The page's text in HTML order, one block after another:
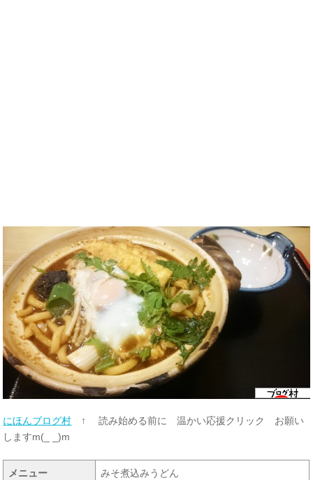
にほんブログ村 ↑ 読み始める前に 温かい応援クリック お願い
しますm(_ _)m
メニュー みそ煮込みうどん